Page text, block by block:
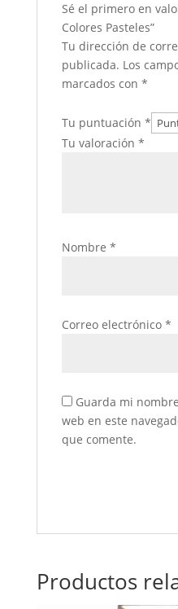
Sé el primero en
Colores Pasteles”
Tu dirección de
publicada. Los
marcados con *
Tu puntuación *
Tu valoración *
Nombre *
Correo electrónico *
Guarda mi
web en este
que comente.
Productos